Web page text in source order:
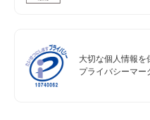
大切な個人情報を
プライバシーマー